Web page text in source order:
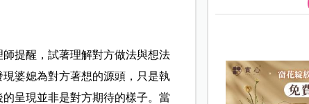
提醒，試著理解對方做法與想法
婆媳為對方著想的源頭，只是執
呈現並非是對方期待的樣子。當